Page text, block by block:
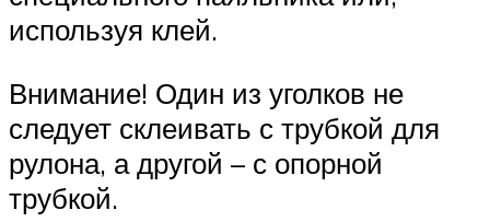
используя клей.
Внимание! Один из уголков не
следует склеивать с трубкой для
рулона, а другой – с опорной
трубкой.